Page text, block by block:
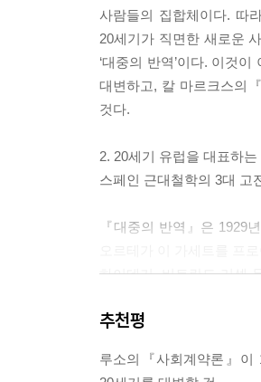
사람들의 집합체이다. 따
20세기가 직면한 새로운
‘대중의 반역’이다. 이것
대변하고, 칼 마르크스의
것다.
2. 20세기 유럽을 대표하
스페인 근대철학의 3대 고
『대중의 반역』은 1929
하이데거, 버트란드 러셀
근대철학의 3대 명저로 꼽
3. 최초의 스페인 원서 한
추천평
루소의『사회계약론』이